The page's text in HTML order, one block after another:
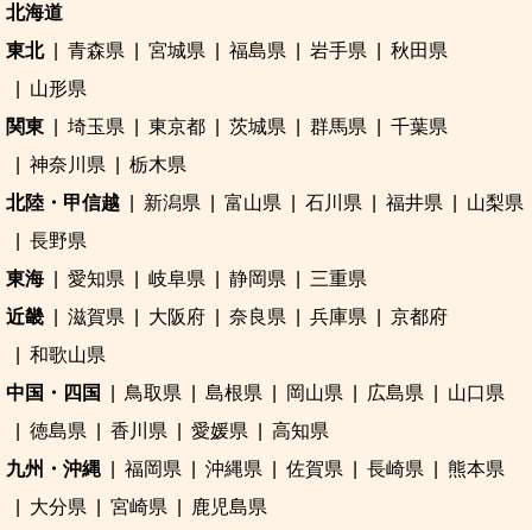
北海道
東北
青森県 宮城県 福島県 岩手県
秋田県
山形県
関東
埼玉県 東京都 茨城県 群馬県
千葉県
神奈川県
栃木県
北陸・甲信越
新潟県 富山県 石川県 福井県
山梨県
長野県
東海
愛知県 岐阜県 静岡県
三重県
近畿
滋賀県 大阪府 奈良県 兵庫県
京都府
和歌山県
中国・四国
鳥取県 島根県 岡山県 広島県
山口県
徳島県
香川県 愛媛県
高知県
九州・沖縄
福岡県 沖縄県 佐賀県 長崎県
熊本県
大分県
宮崎県 鹿児島県